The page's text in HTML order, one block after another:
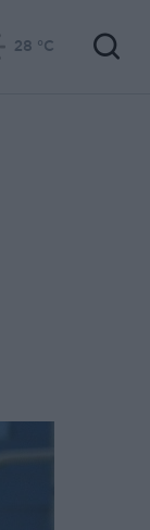
28 °C